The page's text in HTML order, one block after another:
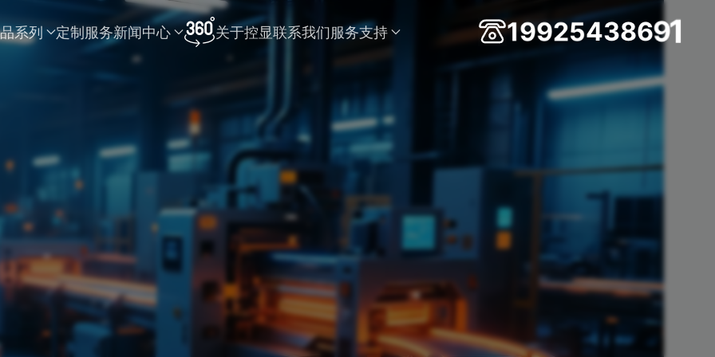
系列 定制服务新闻中心 关于控显联系我们服务支持 19925438691